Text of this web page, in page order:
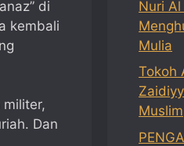
di
kembali
Dan
Nuri
Mulia
Tokoh
Muslim